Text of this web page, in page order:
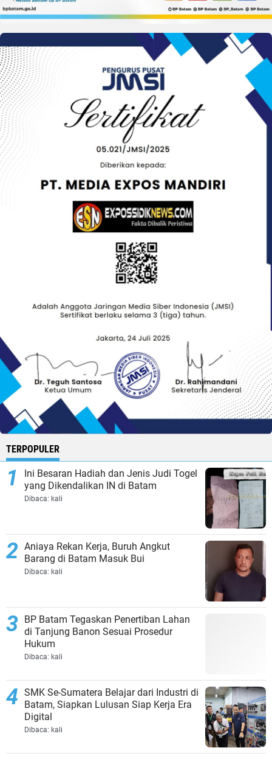
TERPOPULER
Ini Besaran Hadiah dan Jenis Judi Togel
yang Dikendalikan IN di Batam
Dibaca: kali
Aniaya Rekan Kerja, Buruh Angkut
Barang di Batam Masuk Bui
Dibaca: kali
BP Batam Tegaskan Penertiban Lahan
di Tanjung Banon Sesuai Prosedur
Hukum
Dibaca: kali
SMK Se-Sumatera Belajar dari Industri di
Batam, Siapkan Lulusan Siap Kerja Era
Digital
Dibaca: kali